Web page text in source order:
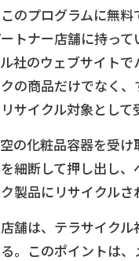
のプログラムに無
トナー店舗に持っ
社のウェブサイト
の商品だけでなく
サイクル対象として
の化粧品容器を受
細断して押し出し
製品にリサイクルさ
舗は、テラサイク
。このポイントは